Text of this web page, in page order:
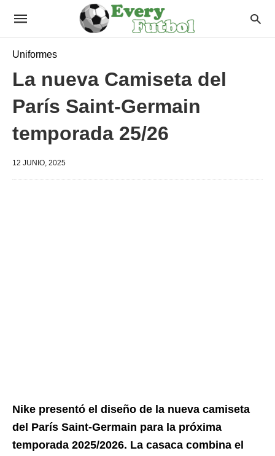
Uniformes
La nueva Camiseta del
París Saint-Germain
temporada 25/26
12 JUNIO, 2025
Nike presentó el diseño de la nueva camiseta
del París Saint-Germain para la próxima
temporada 2025/2026. La casaca combina el